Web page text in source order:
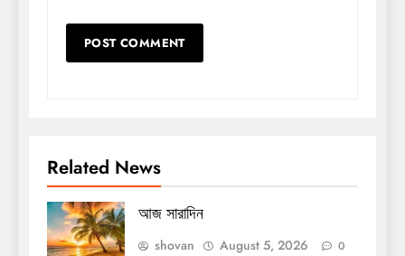
Related News
আজ সারাদিন
shovan August 5, 2026 0